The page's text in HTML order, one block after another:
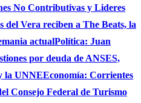
No Contributivas y Lideres
del Vera reciben a The Beats, la
actualPolítica: Juan
por deuda de ANSES,
la UNNEEconomía: Corrientes
Consejo Federal de Turismo